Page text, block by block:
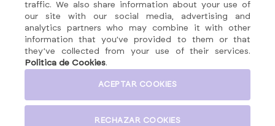
traffic. We also share information about your use of
our site with our social media, advertising and
analytics partners who may combine it with other
information that you’ve provided to them or that
they’ve collected from your use of their services.
Politica de Cookies.
ACEPTAR COOKIES
RECHAZAR COOKIES
Fórmulas
Contacto
Productos ATENCIÓN CLIENTES
info@nutralie.com